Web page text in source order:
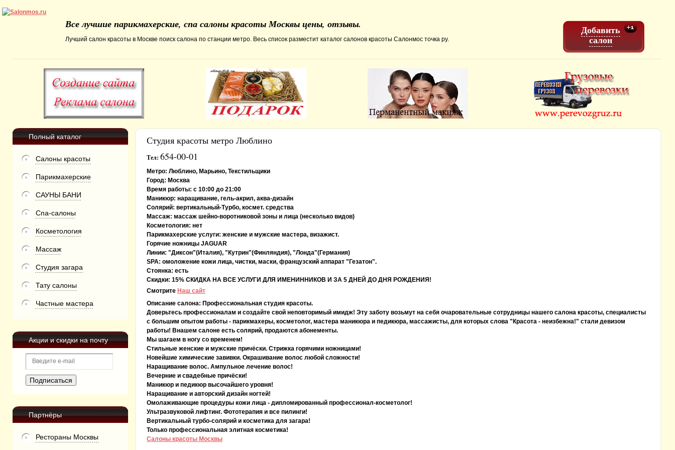
Добавить
салон
Все лучшие парикмахерские, спа салоны красоты Москвы цены, отзывы.
Лучший салон красоты в Москве поиск салона по станции метро. Весь список разместит каталог салонов красоты Салонмос точка ру.
Полный каталог
Салоны красоты
Парикмахерские
САУНЫ БАНИ
Спа-салоны
Косметология
Массаж
Студия загара
Тату салоны
Частные мастера
Акции и скидки на почту
Партнёры
Рестораны Москвы
Студия красоты метро Люблино
Тел: 654-00-01
Метро: Люблино, Марьино, Текстильщики
Город: Москва
Время работы: с 10:00 до 21:00
Маникюр: наращивание, гель-акрил, аква-дизайн
Солярий: вертикальный-Турбо, космет. средства
Массаж: массаж шейно-воротниковой зоны и лица (несколько видов)
Косметология: нет
Парикмахерские услуги: женские и мужские мастера, визажист.
Горячие ножницы JAGUAR
Линии: "Диксон"(Италия), "Кутрин"(Финляндия), "Лонда"(Германия)
SPA: омоложение кожи лица, чистки, маски, французский аппарат "Гезатон".
Стоянка: есть
Скидки: 15% СКИДКА НА ВСЕ УСЛУГИ ДЛЯ ИМЕНИННИКОВ И ЗА 5 ДНЕЙ ДО ДНЯ РОЖДЕНИЯ!
Смотрите Наш сайт
Описание салона: Профессиональная студия красоты.
Доверьтесь профессионалам и создайте свой неповторимый имидж! Эту заботу возьмут на себя очаровательные сотрудницы нашего салона красоты, специалисты
с большим опытом работы - парикмахеры, косметолог, мастера маникюра и педикюра, массажисты, для которых слова "Красота - неизбежна!" стали девизом
работы! Внашем салоне есть солярий, продаются абонементы.
Мы шагаем в ногу со временем!
Стильные женские и мужские причёски. Стрижка горячими ножницами!
Новейшие химические завивки. Окрашивание волос любой сложности!
Наращивание волос. Ампульное лечение волос!
Вечерние и свадебные причёски!
Маникюр и педикюр высочайшего уровня!
Наращивание и авторский дизайн ногтей!
Омолаживающие процедуры кожи лица - дипломированный профессионал-косметолог!
Ультразвуковой лифтинг. Фототерапия и все пилинги!
Вертикальный турбо-солярий и косметика для загара!
Только профессиональная элитная косметика!
Салоны красоты Москвы